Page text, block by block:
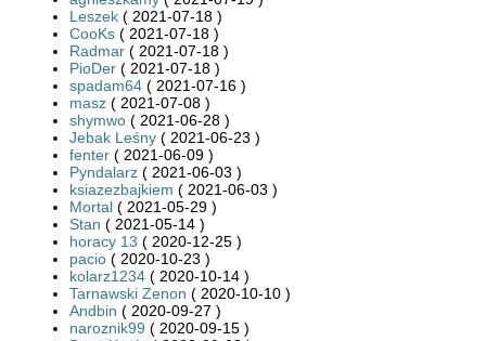
Leszek ( 2021-07-18 )
CooKs ( 2021-07-18 )
Radmar ( 2021-07-18 )
PioDer ( 2021-07-18 )
spadam64 ( 2021-07-16 )
masz ( 2021-07-08 )
shymwo ( 2021-06-28 )
Jebak Leśny ( 2021-06-23 )
fenter ( 2021-06-09 )
Pyndalarz ( 2021-06-03 )
ksiazezbajkiem ( 2021-06-03 )
Mortal ( 2021-05-29 )
Stan ( 2021-05-14 )
horacy 13 ( 2020-12-25 )
pacio ( 2020-10-23 )
kolarz1234 ( 2020-10-14 )
Tarnawski Zenon ( 2020-10-10 )
Andbin ( 2020-09-27 )
naroznik99 ( 2020-09-15 )